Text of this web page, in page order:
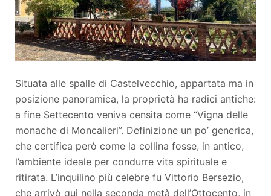
Situata alle spalle di Castelvecchio, appartata ma in
posizione panoramica, la proprietà ha radici antiche:
a fine Settecento veniva censita come “Vigna delle
monache di Moncalieri”. Definizione un po’ generica,
che certifica però come la collina fosse, in antico,
l’ambiente ideale per condurre vita spirituale e
ritirata. L’inquilino più celebre fu Vittorio Bersezio,
che arrivò qui nella seconda metà dell’Ottocento, in